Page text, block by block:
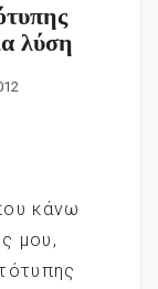
λύση
κάνω
μου,